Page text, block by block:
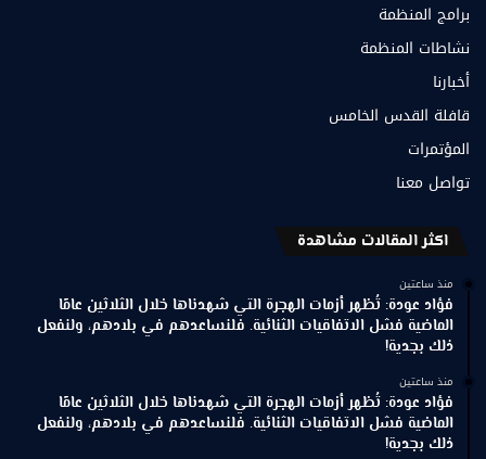
برامج المنظمة
نشاطات المنظمة
أخبارنا
قافلة القدس الخامس
المؤتمرات
تواصل معنا
اكثر المقالات مشاهدة
منذ ساعتين
فؤاد عودة: تُظهر أزمات الهجرة التي شهدناها خلال الثلاثين عامًا
الماضية فشل الاتفاقيات الثنائية. فلنساعدهم في بلادهم، ولنفعل
ذلك بجدية!
منذ ساعتين
فؤاد عودة: تُظهر أزمات الهجرة التي شهدناها خلال الثلاثين عامًا
الماضية فشل الاتفاقيات الثنائية. فلنساعدهم في بلادهم، ولنفعل
ذلك بجدية!